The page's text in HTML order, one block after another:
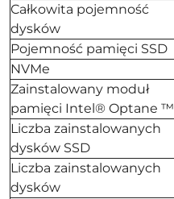
Całkowita pojemność
dysków
Pojemność pamięci SSD
NVMe
Zainstalowany moduł
pamięci Intel® Optane ™
Liczba zainstalowanych
dysków SSD
Liczba zainstalowanych
dysków